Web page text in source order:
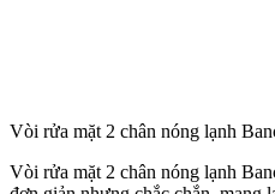
Vòi rửa mặt 2 chân nóng lạnh
Vòi rửa mặt 2 chân nóng lạnh